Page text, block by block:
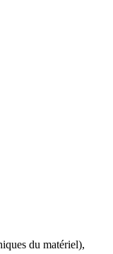
du matériel),